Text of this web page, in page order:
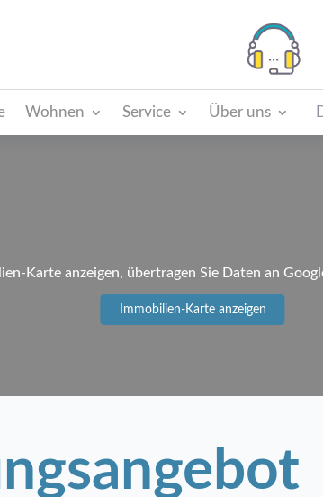
Wohnen Service Über uns
Karte anzeigen, übertragen Sie Daten an
Immobilien-Karte anzeigen